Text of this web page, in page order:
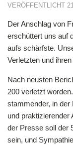
VERÖFFENTLICHT
Der Anschlag von
erschüttert uns auf
aufs schärfste.
Verletzten und
Nach neusten
200 verletzt
stammender, in der
und praktizierender
der Presse soll der
sein, und